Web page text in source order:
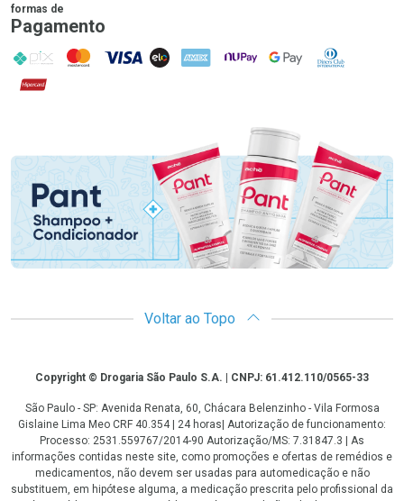
formas de
Pagamento
PIX MasterCard
VISA ELO AMEX NuPay Google PayDiners Club
Hipercard
Promoção em Destaque
Voltar ao Topo
CopyrightCopyright © Drogaria São Paulo S.A. | CNPJ: 61.412.110/0565-33
São Paulo - SP: Avenida Renata, 60, Chácara Belenzinho - Vila Formosa
Gislaine Lima Meo CRF 40.354 | 24 horas| Autorização de funcionamento:
Processo: 2531.559767/2014-90 Autorização/MS: 7.31847.3 | As
informações contidas neste site, como promoções e ofertas de remédios e
medicamentos, não devem ser usadas para automedicação e não
substituem, em hipótese alguma, a medicação prescrita pelo profissional da